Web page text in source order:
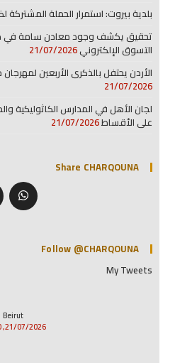
بلدية بيروت: استمرار الحملة المشتركة
تحقيق يكشف وجود معادن سامة في
التسوق الإلكتروني21/07/2026
الأردن يحتفل بالذكرى الأربعين
21/07/2026
لجان الأهل في المدارس الكاثوليكية
على الأقساط21/07/2026
Share CHARQOUNA
Follow @CHARQOUNA
My Tweets
Beirut
21/07/2026, 8:30 م